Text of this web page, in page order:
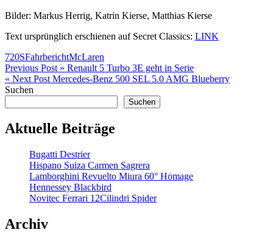
Bilder: Markus Herrig, Katrin Kierse, Matthias Kierse
Text ursprünglich erschienen auf Secret Classics: LINK
720SFahrberichtMcLaren
Beitragsnavigation
Previous Post » Renault 5 Turbo 3E geht in Serie
« Next Post Mercedes-Benz 500 SEL 5.0 AMG Blueberry
Suchen
Suchen
Aktuelle Beiträge
Bugatti Destrier
Hispano Suiza Carmen Sagrera
Lamborghini Revuelto Miura 60° Homage
Hennessey Blackbird
Novitec Ferrari 12Cilindri Spider
Archiv